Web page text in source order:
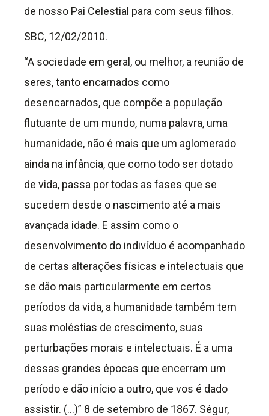
de nosso Pai Celestial para com seus filhos.
SBC, 12/02/2010.
“A sociedade em geral, ou melhor, a reunião de
seres, tanto encarnados como
desencarnados, que compõe a população
flutuante de um mundo, numa palavra, uma
humanidade, não é mais que um aglomerado
ainda na infância, que como todo ser dotado
de vida, passa por todas as fases que se
sucedem desde o nascimento até a mais
avançada idade. E assim como o
desenvolvimento do indivíduo é acompanhado
de certas alterações físicas e intelectuais que
se dão mais particularmente em certos
períodos da vida, a humanidade também tem
suas moléstias de crescimento, suas
perturbações morais e intelectuais. É a uma
dessas grandes épocas que encerram um
período e dão início a outro, que vos é dado
assistir. (…)” 8 de setembro de 1867. Ségur,